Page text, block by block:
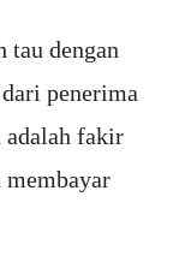
tau dengan
penerima
adalah fakir